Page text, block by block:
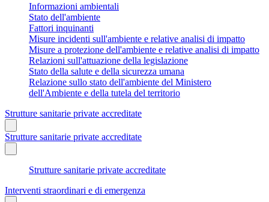
Informazioni ambientali
Stato dell'ambiente
Fattori inquinanti
Misure incidenti sull'ambiente e relative analisi di impatto
Misure a protezione dell'ambiente e relative analisi di impatto
Relazioni sull'attuazione della legislazione
Stato della salute e della sicurezza umana
Relazione sullo stato dell'ambiente del Ministero
dell'Ambiente e della tutela del territorio
Strutture sanitarie private accreditate
Strutture sanitarie private accreditate
Strutture sanitarie private accreditate
Interventi straordinari e di emergenza